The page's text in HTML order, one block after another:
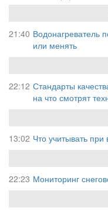
21:40 Водонагреватель
или менять
22:12 Стандарты
на что смотрят
13:02 Что учитывать
22:23 Мониторинг